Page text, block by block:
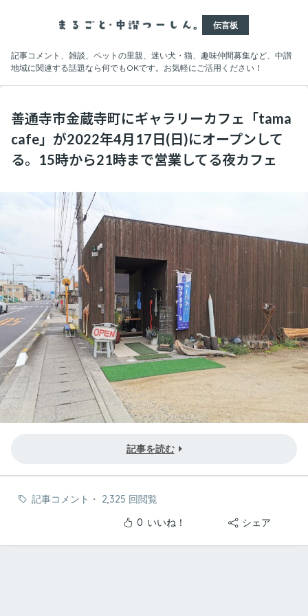
伝言板
記事コメント、雑談、ペットの里親、迷い犬・猫、趣味仲間募集など、中讃
地域に関連する話題なら何でもOKです。お気軽にご活用ください！
善通寺市金蔵寺町にギャラリーカフェ「tama
cafe」が2022年4月17日(日)にオープンして
る。15時から21時まで営業してる夜カフェ
記事を読む
記事コメント ・ 2,325 回閲覧
シェア
0 いいね！